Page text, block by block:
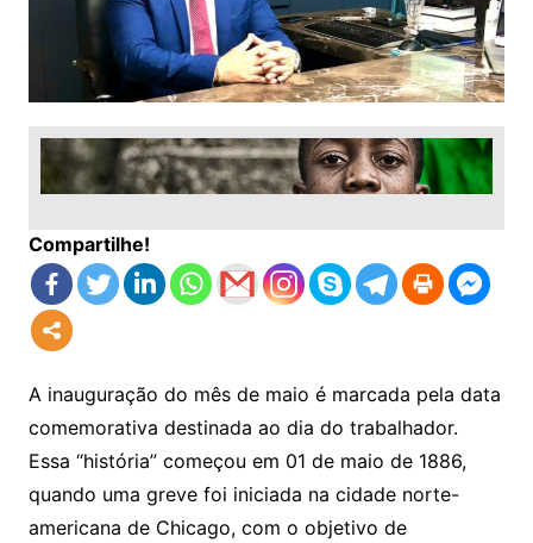
Compartilhe!
A inauguração do mês de maio é marcada pela data
comemorativa destinada ao dia do trabalhador.
Essa “história” começou em 01 de maio de 1886,
quando uma greve foi iniciada na cidade norte-
americana de Chicago, com o objetivo de